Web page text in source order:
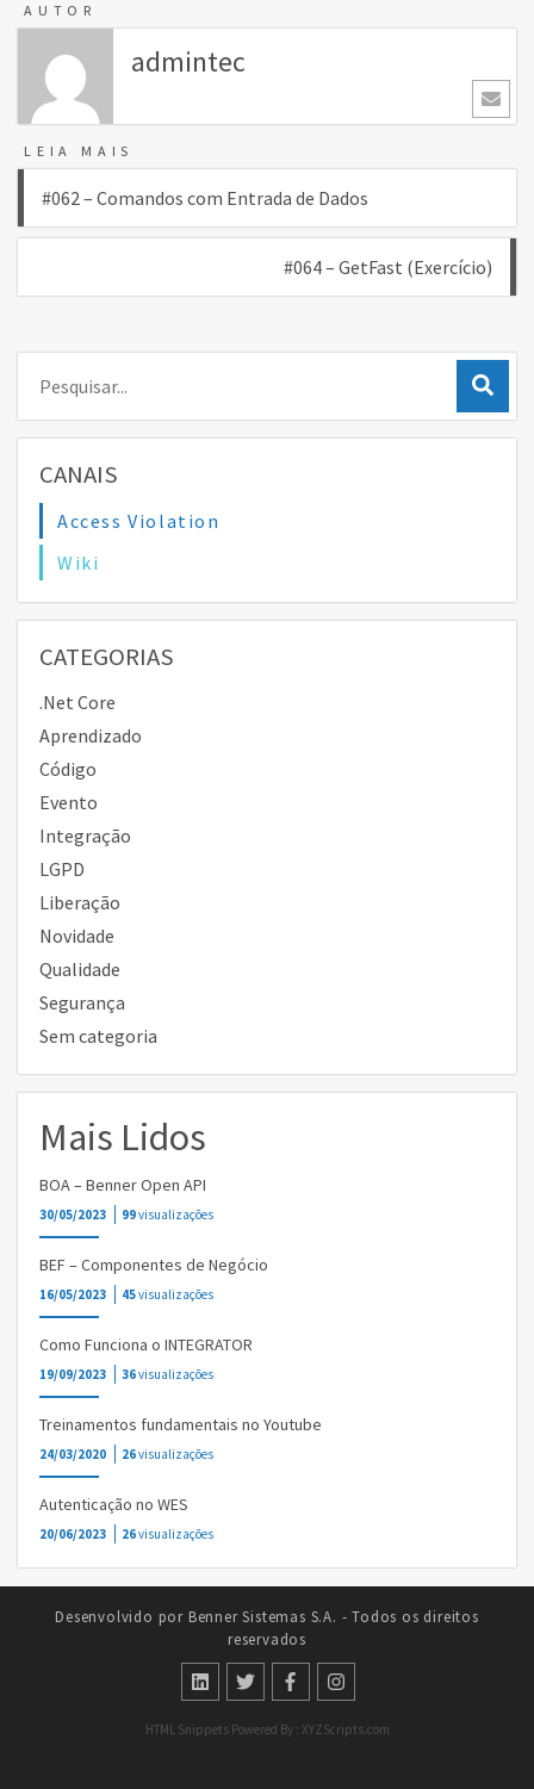
AUTOR
admintec
LEIA MAIS
Navegação
de
#062 – Comandos com Entrada de Dados
#064 – GetFast (Exercício)
CANAIS
Access Violation
Wiki
CATEGORIAS
.Net Core
Aprendizado
Código
Evento
Integração
LGPD
Liberação
Novidade
Qualidade
Segurança
Sem categoria
Mais Lidos
BOA – Benner Open API
30/05/2023 99visualizações
BEF – Componentes de Negócio
16/05/2023 45visualizações
Como Funciona o INTEGRATOR
19/09/2023 36visualizações
Treinamentos fundamentais no Youtube
24/03/2020 26visualizações
Autenticação no WES
20/06/2023 26visualizações
Desenvolvido por Benner Sistemas S.A. - Todos os direitos
reservados
HTML SnippetsPowered By : XYZScripts.com